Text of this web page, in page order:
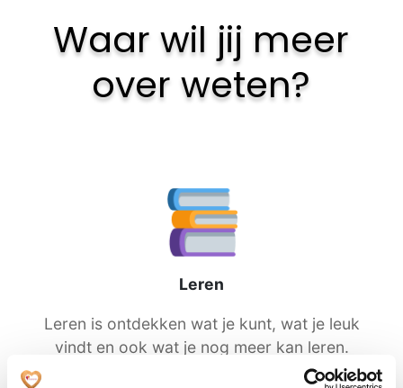
Waar wil jij meer
over weten?
Leren
Leren is ontdekken wat je kunt, wat je leuk
vindt en ook wat je nog meer kan leren.